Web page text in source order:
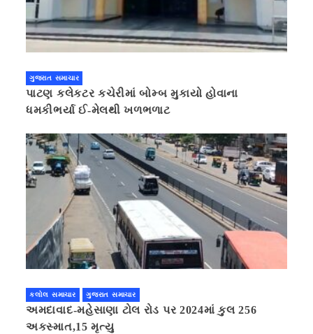
ગુજરાત સમાચાર
પાટણ કલેકટર કચેરીમાં બોમ્બ મુકાયો હોવાના
ધમકીભર્યા ઈ-મેલથી ખળભળાટ
કલોલ સમાચાર ગુજરાત સમાચાર
અમદાવાદ-મહેસાણા ટોલ રોડ પર 2024માં કુલ 256
અકસ્માત,15 મૃત્યુ